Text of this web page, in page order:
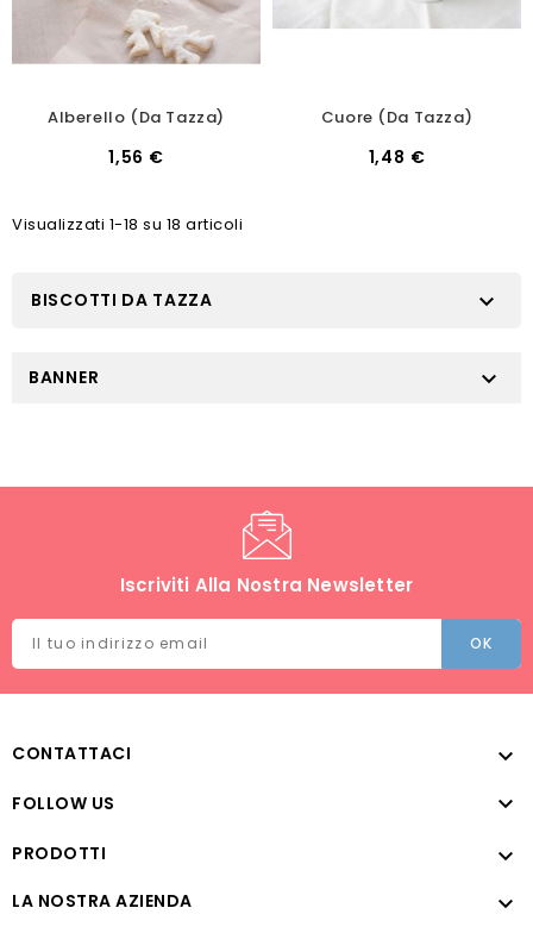
Alberello (da Tazza)
1,56 €
Cuore (da Tazza)
1,48 €
Visualizzati 1-18 su 18 articoli
BISCOTTI DA TAZZA 
BANNER 
Iscriviti Alla Nostra Newsletter
CONTATTACI 
FOLLOW US 
PRODOTTI 
LA NOSTRA AZIENDA 